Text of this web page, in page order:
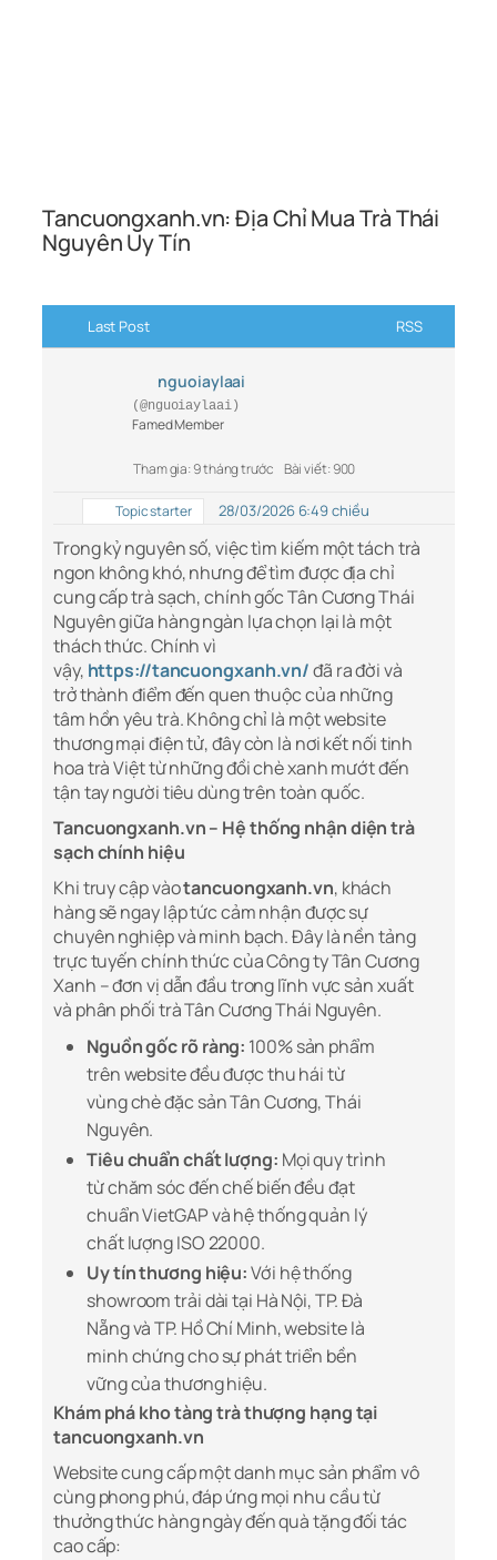
Tancuongxanh.vn: Địa Chỉ Mua Trà Thái
Nguyên Uy Tín
Last Post RSS
nguoiaylaai
(@nguoiaylaai)
Famed Member
Tham gia: 9 tháng trước Bài viết: 900
Topic starter 28/03/2026 6:49 chiều
Trong kỷ nguyên số, việc tìm kiếm một tách trà
ngon không khó, nhưng để tìm được địa chỉ
cung cấp trà sạch, chính gốc Tân Cương Thái
Nguyên giữa hàng ngàn lựa chọn lại là một
thách thức. Chính vì
vậy, https://tancuongxanh.vn/đã ra đời và
trở thành điểm đến quen thuộc của những
tâm hồn yêu trà. Không chỉ là một website
thương mại điện tử, đây còn là nơi kết nối tinh
hoa trà Việt từ những đồi chè xanh mướt đến
tận tay người tiêu dùng trên toàn quốc.
Tancuongxanh.vn – Hệ thống nhận diện trà
sạch chính hiệu
Khi truy cập vàotancuongxanh.vn, khách
hàng sẽ ngay lập tức cảm nhận được sự
chuyên nghiệp và minh bạch. Đây là nền tảng
trực tuyến chính thức của Công ty Tân Cương
Xanh – đơn vị dẫn đầu trong lĩnh vực sản xuất
và phân phối trà Tân Cương Thái Nguyên.
Nguồn gốc rõ ràng: 100% sản phẩm
trên website đều được thu hái từ
vùng chè đặc sản Tân Cương, Thái
Nguyên.
Tiêu chuẩn chất lượng: Mọi quy trình
từ chăm sóc đến chế biến đều đạt
chuẩn VietGAP và hệ thống quản lý
chất lượng ISO 22000.
Uy tín thương hiệu:Với hệ thống
showroom trải dài tại Hà Nội, TP. Đà
Nẵng và TP. Hồ Chí Minh, website là
minh chứng cho sự phát triển bền
vững của thương hiệu.
Khám phá kho tàng trà thượng hạng tại
tancuongxanh.vn
Website cung cấp một danh mục sản phẩm vô
cùng phong phú, đáp ứng mọi nhu cầu từ
thưởng thức hàng ngày đến quà tặng đối tác
cao cấp: